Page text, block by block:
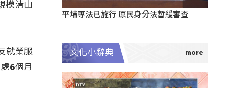
模清山
就業服
6個月
平埔專法已施行 原民身分法暫緩審查
文化小辭典